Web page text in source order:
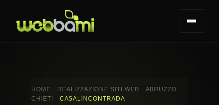
HOME REALIZZAZIONE SITI WEB
ABRUZZO
CHIETI
CASALINCONTRADA